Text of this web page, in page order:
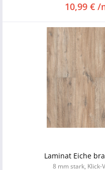
10,99 € /
Laminat Eiche
8 mm stark, Klick-